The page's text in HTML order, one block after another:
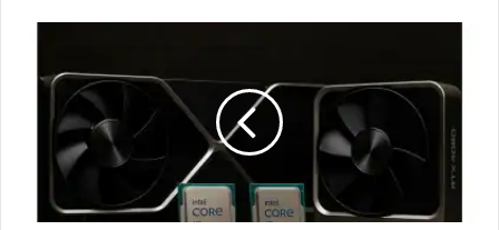
مليارات
دولار
إنتل: